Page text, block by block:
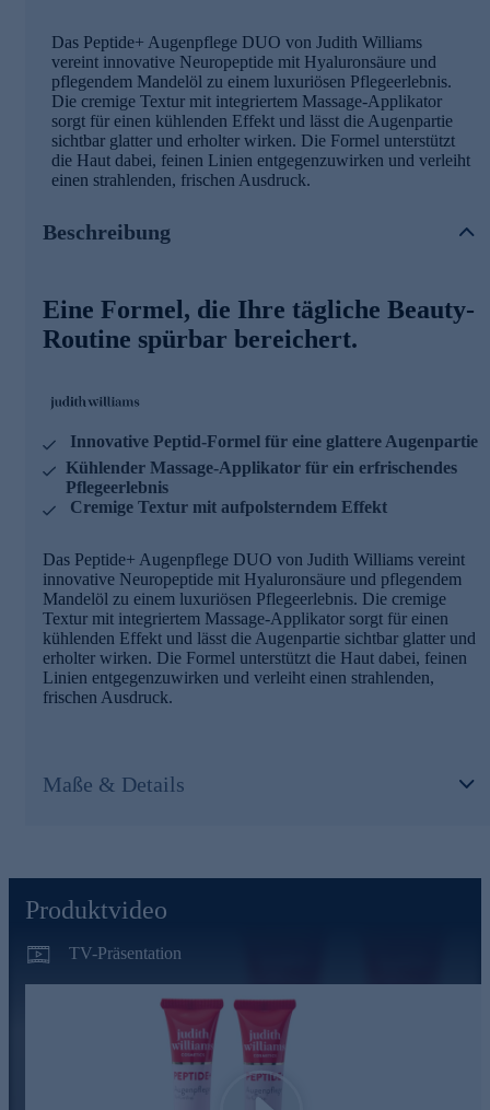
Das Peptide+ Augenpflege DUO von Judith Williams
vereint innovative Neuropeptide mit Hyaluronsäure und
pflegendem Mandelöl zu einem luxuriösen Pflegeerlebnis.
Die cremige Textur mit integriertem Massage-Applikator
sorgt für einen kühlenden Effekt und lässt die Augenpartie
sichtbar glatter und erholter wirken. Die Formel unterstützt
die Haut dabei, feinen Linien entgegenzuwirken und verleiht
einen strahlenden, frischen Ausdruck.
Beschreibung
Eine Formel, die Ihre tägliche Beauty-
Routine spürbar bereichert.
Innovative Peptid-Formel für eine glattere Augenpartie
Kühlender Massage-Applikator für ein erfrischendes
Pflegeerlebnis
Cremige Textur mit aufpolsterndem Effekt
Das Peptide+ Augenpflege DUO von Judith Williams vereint
innovative Neuropeptide mit Hyaluronsäure und pflegendem
Mandelöl zu einem luxuriösen Pflegeerlebnis. Die cremige
Textur mit integriertem Massage-Applikator sorgt für einen
kühlenden Effekt und lässt die Augenpartie sichtbar glatter und
erholter wirken. Die Formel unterstützt die Haut dabei, feinen
Linien entgegenzuwirken und verleiht einen strahlenden,
frischen Ausdruck.
Maße & Details
Produktvideo
TV-Präsentation